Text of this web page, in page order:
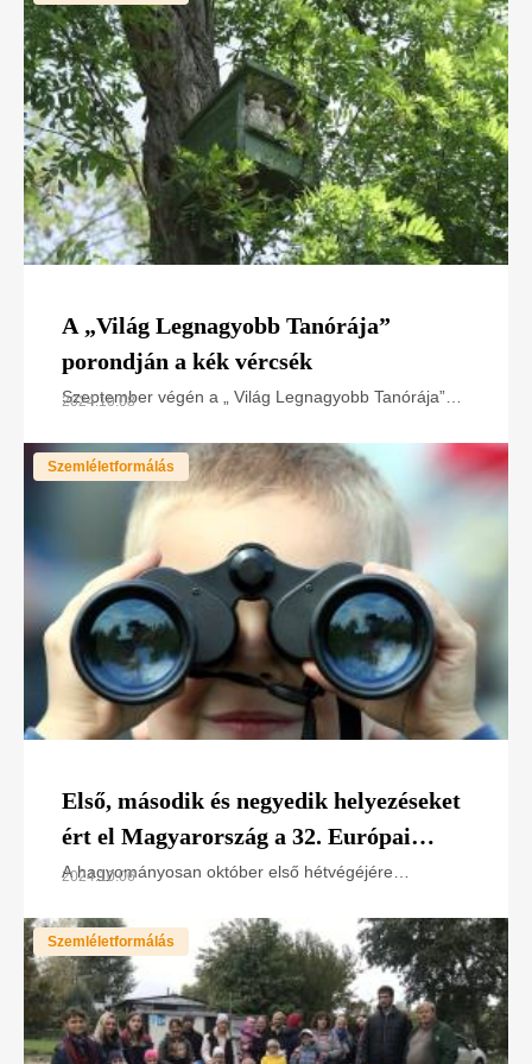
A „Világ Legnagyobb Tanórája”
porondján a kék vércsék
Szeptember végén a „ Világ Legnagyobb Tanórája”
klímáért!” akcióhét keretében, Orosházán mutattuk be
a
2024.10.08
Szemléletformálás
Első, második és negyedik helyezéseket
ért el Magyarország a 32. Európai
Madármegfigyelő Napok rendezvényen
A hagyományosan október első hétvégéjére
BirdLife-partner ország madártani szervezete, köztük
hazánk
2024.10.06
Szemléletformálás